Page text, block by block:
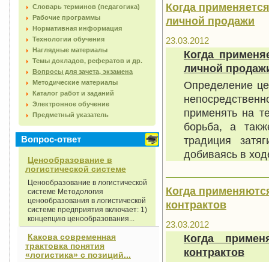
Словарь терминов (педагогика)
Рабочие программы
Нормативная информация
Технологии обучения
Наглядные материалы
Темы докладов, рефератов и др.
Вопросы для зачета, экзамена
Методические материалы
Каталог работ и заданий
Электронное обучение
Предметный указатель
Вопрос-ответ
Ценообразование в
логистической системе
Ценообразование в логистической
системе Методология
ценообразования в логистической
системе предприятия включает: 1)
концепцию ценообразования...
Какова современная
трактовка понятия
«логистика» с позиций...
Когда
личной продажи
23.03.2012
Когда
личной
Определение
применять на
борьба, а
традиция
добиваясь в
Когда
контрактов
23.03.2012
Когда
контрактов